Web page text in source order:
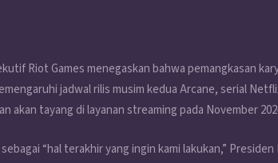
Riot Games menegaskan bahwa pemangkasan
jadwal rilis musim kedua Arcane, serial
akan tayang di layanan streaming pada November
“hal terakhir yang ingin kami lakukan,”